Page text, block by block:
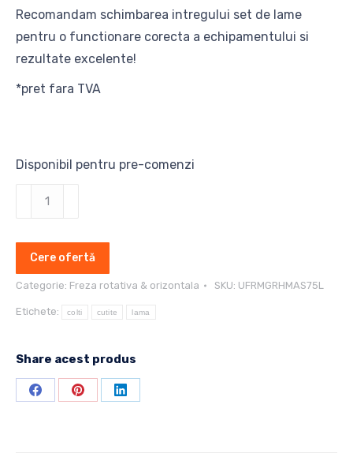
Recomandam schimbarea intregului set de lame
pentru o functionare corecta a echipamentului si
rezultate excelente!
*pret fara TVA
Disponibil pentru pre-comenzi
Cantitate
Lama
rotativa
Maschio
Gaspardo
Cere ofertă
Categorie: Freza rotativa & orizontala SKU: UFRMGRHMAS75L
Etichete: colti cutite lama
Share acest produs
Share Share Share